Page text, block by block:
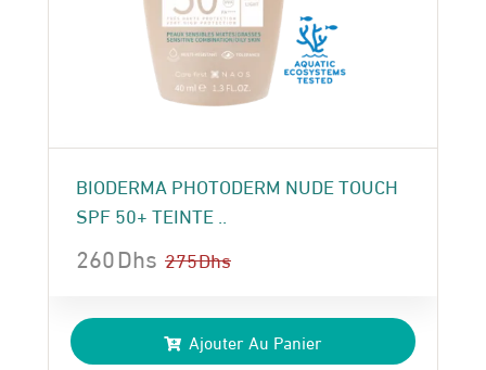
BIODERMA PHOTODERM NUDE TOUCH
SPF 50+ TEINTE ..
275Dhs
prix
initial
260Dhs
prix
actuel
Ajouter Au Panier